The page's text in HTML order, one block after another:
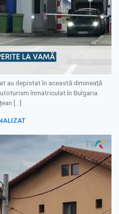
au depistat în această dimineață
înmatriculat în Bulgaria.
[…]